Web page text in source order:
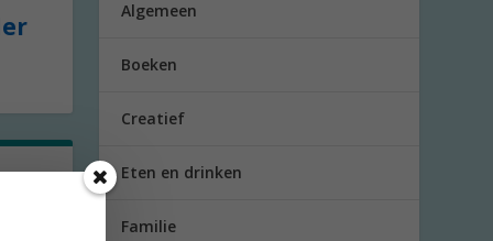
Algemeen
Boeken
Creatief
Eten en drinken
Familie